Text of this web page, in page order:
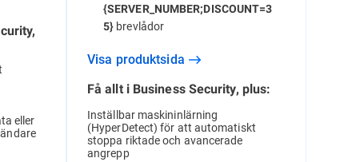
eller
{SERVER_NUMBER;DISCOUNT=3
5} brevlådor
Visa produktsida
Få allt i Business Security, plus:
Inställbar maskininlärning
(HyperDetect) för att automatiskt
stoppa riktade och avancerade
angrepp